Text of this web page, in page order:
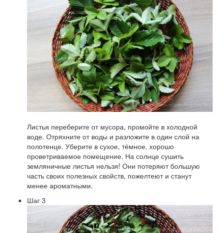
Листья переберите от мусора, промойте в холодной
воде. Отряхните от воды и разложите в один слой на
полотенце. Уберите в сухое, тёмное, хорошо
проветриваемое помещение. На солнце сушить
земляничные листья нельзя! Они потеряют большую
часть своих полезных свойств, пожелтеют и станут
менее ароматными.
Шаг 3